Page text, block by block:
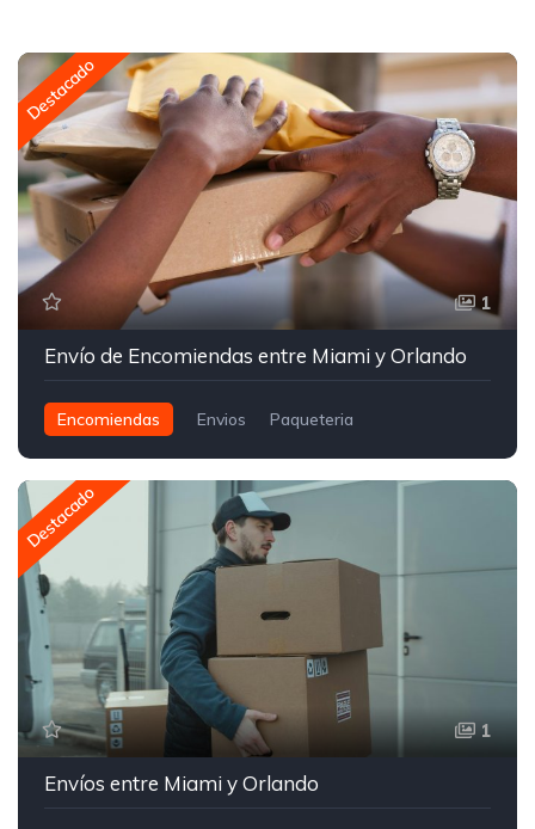
Destacado
1
Envío de Encomiendas entre Miami y Orlando
Encomiendas Envios Paqueteria
Destacado
1
Envíos entre Miami y Orlando